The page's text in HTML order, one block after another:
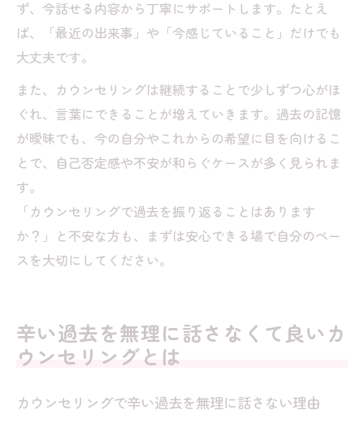
ず、今話せる内容から丁寧にサポートします。たとえ
ば、「最近の出来事」や「今感じていること」だけでも
大丈夫です。
また、カウンセリングは継続することで少しずつ心がほ
ぐれ、言葉にできることが増えていきます。過去の記憶
が曖昧でも、今の自分やこれからの希望に目を向けるこ
とで、自己否定感や不安が和らぐケースが多く見られま
す。
「カウンセリングで過去を振り返ることはあります
か？」と不安な方も、まずは安心できる場で自分のペー
スを大切にしてください。
辛い過去を無理に話さなくて良いカ
ウンセリングとは
カウンセリングで辛い過去を無理に話さない理由